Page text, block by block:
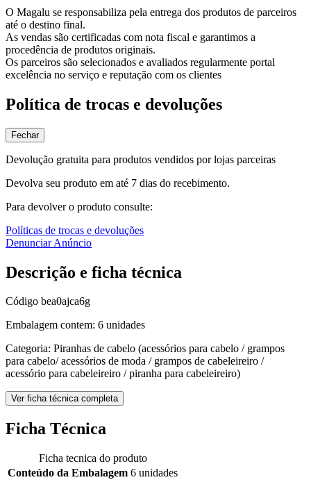
O Magalu se responsabiliza pela entrega dos produtos de parceiros
até o destino final.
As vendas são certificadas com nota fiscal e garantimos a
procedência de produtos originais.
Os parceiros são selecionados e avaliados regularmente portal
excelência no serviço e reputação com os clientes
Política de trocas e devoluções
Fechar
Devolução gratuita para produtos vendidos por lojas parceiras
Devolva seu produto em até 7 dias do recebimento.
Para devolver o produto consulte:
Políticas de trocas e devoluções
Denunciar Anúncio
Descrição e ficha técnica
Código bea0ajca6g
Embalagem contem: 6 unidades
Categoria: Piranhas de cabelo (acessórios para cabelo / grampos
para cabelo/ acessórios de moda / grampos de cabeleireiro /
acessório para cabeleireiro / piranha para cabeleireiro)
Ver ficha técnica completa
Ficha Técnica
Ficha tecnica do produto
Conteúdo da Embalagem 6 unidades